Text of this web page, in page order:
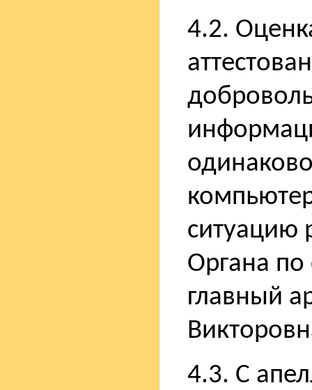
4.2.
ситуацию
Органа
главный
4.3. С